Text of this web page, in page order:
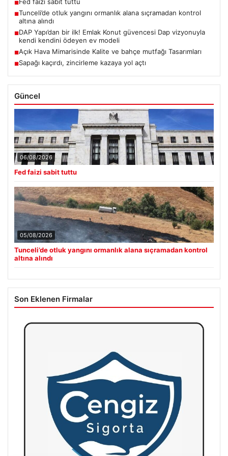
■
■Tunceli’de otluk yangını ormanlık alana sıçramadan kontrol
altına alındı
■DAP Yapı’dan bir ilk! Emlak Konut güvencesi Dap vizyonuyla
kendi kendini ödeyen ev modeli
■Açık Hava Mimarisinde Kalite ve bahçe mutfağı Tasarımları
■Sapağı kaçırdı, zincirleme kazaya yol açtı
Güncel
06/08/2026
Fed faizi sabit tuttu
05/08/2026
Tunceli’de otluk yangını ormanlık alana sıçramadan kontrol
altına alındı
Son Eklenen Firmalar